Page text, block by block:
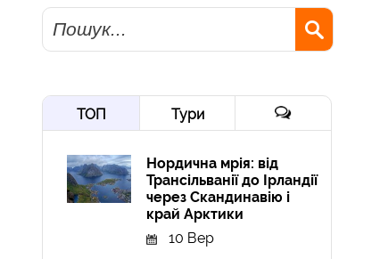
Пошук
ТОП Тури
Нордична мрія: від
Трансільванії до Ірландії
через Скандинавію і
край Арктики
10 Вер